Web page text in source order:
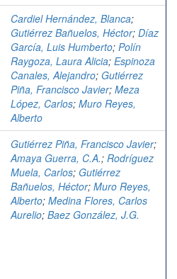
Cardiel Hernández, Blanca;
Gutiérrez Bañuelos, Héctor; Díaz
García, Luis Humberto; Polín
Raygoza, Laura Alicia; Espinoza
Canales, Alejandro; Gutiérrez
Piña, Francisco Javier; Meza
López, Carlos; Muro Reyes,
Alberto
Gutiérrez Piña, Francisco Javier;
Amaya Guerra, C.A.; Rodríguez
Muela, Carlos; Gutiérrez
Bañuelos, Héctor; Muro Reyes,
Alberto; Medina Flores, Carlos
Aurelio; Baez González, J.G.